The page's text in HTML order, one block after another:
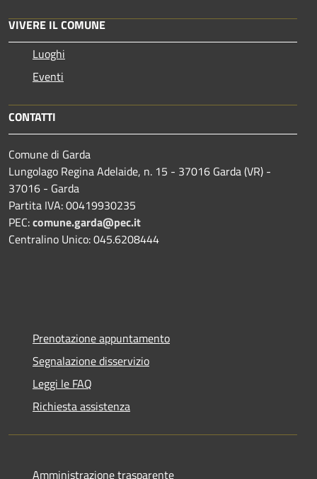
VIVERE IL COMUNE
Luoghi
Eventi
CONTATTI
Comune di Garda
Lungolago Regina Adelaide, n. 15 - 37016 Garda (VR) -
37016 - Garda
Partita IVA: 00419930235
PEC:comune.garda@pec.it
Centralino Unico: 045.6208444
Prenotazione appuntamento
Segnalazione disservizio
Leggi le FAQ
Richiesta assistenza
Amministrazione trasparente